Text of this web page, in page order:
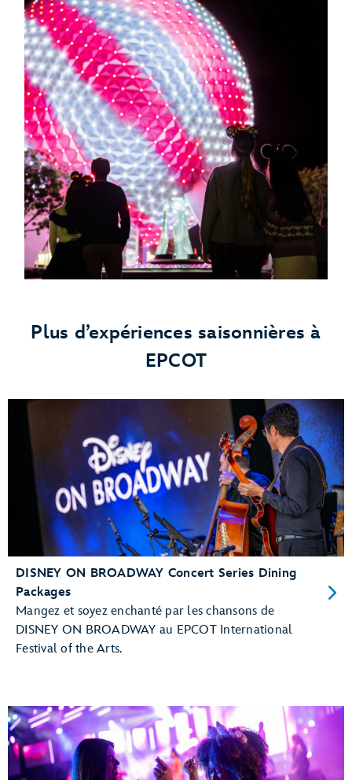
Plus d’expériences saisonnières à
EPCOT
DISNEY ON BROADWAY Concert Series Dining
Packages
Mangez et soyez enchanté par les chansons de
DISNEY ON BROADWAY au EPCOT International
Festival of the Arts.